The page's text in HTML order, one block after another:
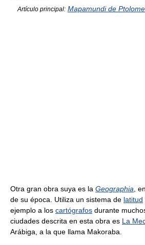
Artículo principal: Mapamundi de
Otra gran obra suya es la Geographia ,
de su época. Utiliza un sistema de latitud
ejemplo a los cartógrafos durante
ciudades descrita en esta obra es La
Arábiga, a la que llama Makoraba.